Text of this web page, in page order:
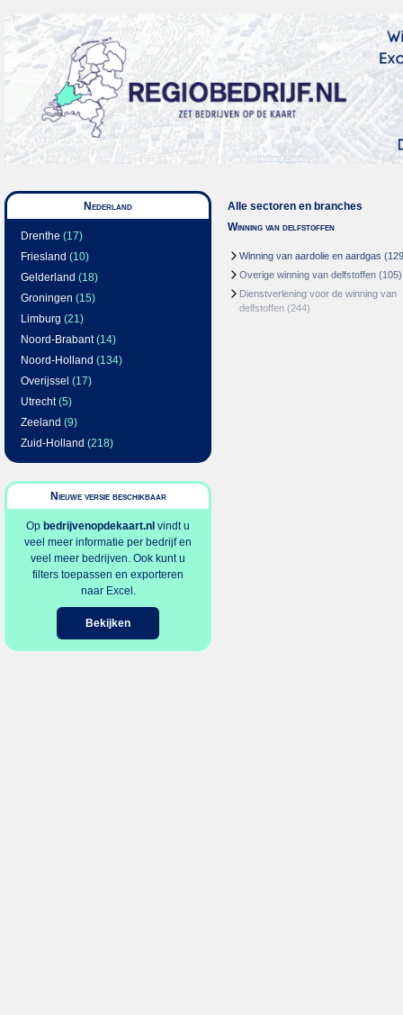
Nederland
Drenthe (17)
Friesland (10)
Gelderland (18)
Groningen (15)
Limburg (21)
Noord-Brabant(14)
Noord-Holland (134)
Overijssel (17)
Utrecht(5)
Zeeland (9)
Zuid-Holland (218)
Nieuwe versie beschikbaar
Op bedrijvenopdekaart.nl vindt u
veel meer informatie per bedrijf en
veel meer bedrijven. Ook kunt u
filters toepassen en exporteren
naar Excel.
Bekijken
Alle sectoren en branches
Winning van delfstoffen
Winning van aardolie en aardgas
Overige winning van delfstoffen (105)
Dienstverlening voor de winning van
delfstoffen (244)